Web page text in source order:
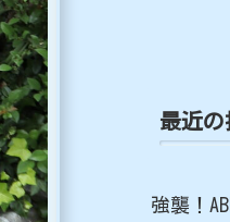
最近の
強襲！